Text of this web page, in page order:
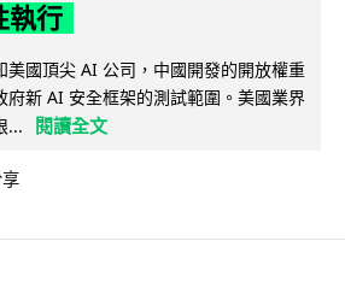
執行
美國頂尖 AI 公司，中國開發的開放權重
府新 AI 安全框架的測試範圍。美國業界
...
閱讀全文